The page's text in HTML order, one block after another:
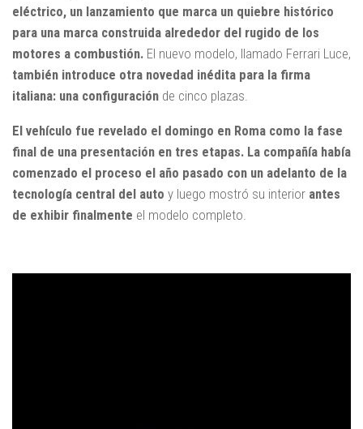
eléctrico, un lanzamiento que marca un quiebre histórico
para una marca construida alrededor del rugido de los
motores a combustión. El nuevo modelo, llamado Ferrari Luce,
también introduce otra novedad inédita para la firma
italiana: una configuración de cinco plazas.
El vehículo fue revelado el domingo en Roma como la fase
final de una presentación en tres etapas. La compañía había
comenzado el proceso el año pasado con un adelanto de la
tecnología central del auto y luego mostró su interior antes
de exhibir finalmente el modelo completo.